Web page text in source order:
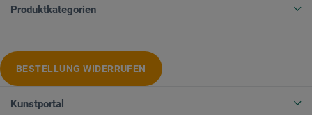
Produktkategorien
BESTELLUNG WIDERRUFEN
Kunstportal